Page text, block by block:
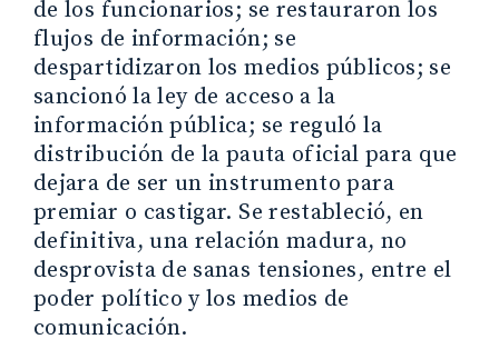
de los funcionarios; se restauraron los
flujos de información; se
despartidizaron los medios públicos; se
sancionó la ley de acceso a la
información pública; se reguló la
distribución de la pauta oficial para que
dejara de ser un instrumento para
premiar o castigar. Se restableció, en
definitiva, una relación madura, no
desprovista de sanas tensiones, entre el
poder político y los medios de
comunicación.